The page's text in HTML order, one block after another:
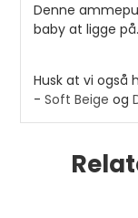
Denne
baby at ligge på.
Husk at vi
-Soft Beige og